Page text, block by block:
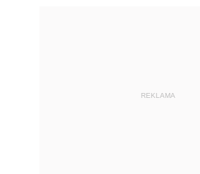
REKLAMA